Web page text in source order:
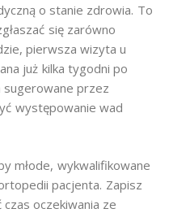
o stanie zdrowia. To
się zarówno
pierwsza wizyta u
już kilka tygodni po
sugerowane przez
występowanie wad
młode, wykwalifikowane
pacjenta. Zapisz
oczekiwania ze